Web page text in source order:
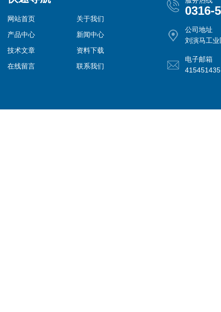
网站首页
关于我们
产品中心
新闻中心
技术文章
资料下载
在线留言
联系我们
0316-
公司地址
刘演马工业
电子邮箱